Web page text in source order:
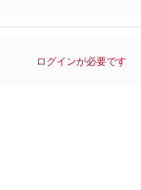
ログインが必要です